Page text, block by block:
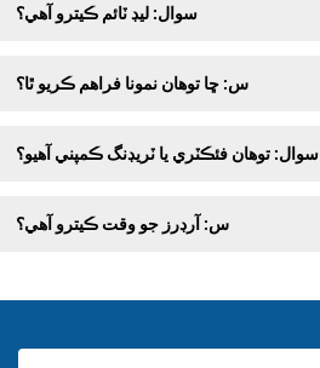
سوال: ليڊ ٽائم ڪيترو آهي؟
س: ڇا توهان نمونا فراهم ڪريو ٿا؟
سوال: توهان فئڪٽري يا ٽريڊنگ ڪمپني آهيو؟
س: آرڊرز جو وقت ڪيترو آهي؟